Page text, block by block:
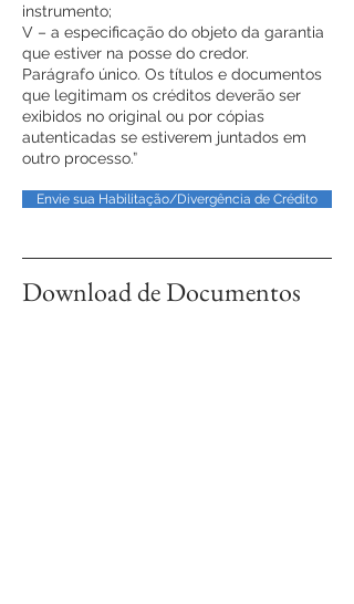
instrumento;
V – a especificação do objeto da garantia
que estiver na posse do credor.
Parágrafo único. Os títulos e documentos
que legitimam os créditos deverão ser
exibidos no original ou por cópias
autenticadas se estiverem juntados em
outro processo.”
Envie sua Habilitação/Divergência de Crédito
Download de Documentos